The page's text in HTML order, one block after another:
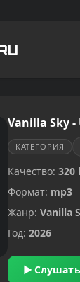
Vanilla Sky
КАТЕГОРИЯ
Качество: 320
Формат: mp3
Жанр: Vanilla
Год: 2026
▶ Слушать